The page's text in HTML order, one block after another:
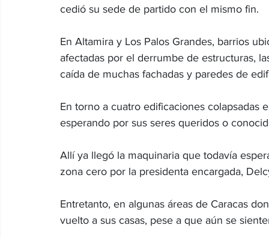
cedió su sede de partido con el mismo fin.
En Altamira y Los Palos Grandes, barrios
afectadas por el derrumbe de estructuras,
caída de muchas fachadas y paredes de
En torno a cuatro edificaciones colapsadas
esperando por sus seres queridos o
Allí ya llegó la maquinaria que todavía
zona cero por la presidenta encargada,
Entretanto, en algunas áreas de Caracas
vuelto a sus casas, pese a que aún se